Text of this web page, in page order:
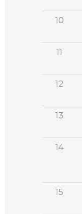
10
11
12
13
14
15